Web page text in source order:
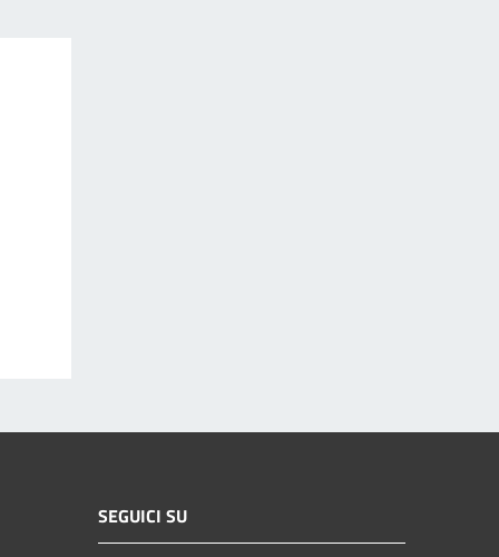
SEGUICI SU